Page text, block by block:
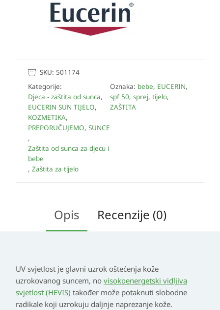
SKU: 501174
Kategorije:
Djeca - zaštita od sunca,
EUCERIN SUN TIJELO,
KOZMETIKA,
PREPORUČUJEMO, SUNCE
,
Zaštita od sunca za djecu i
bebe
, Zaštita za tijelo
Oznaka: bebe, EUCERIN,
spf 50, sprej, tijelo,
ZAŠTITA
Opis Recenzije (0)
UV svjetlost je glavni uzrok oštećenja kože
uzrokovanog suncem, no visokoenergetski vidljiva
svjetlost (HEVIS) također može potaknuti slobodne
radikale koji uzrokuju daljnje naprezanje kože.